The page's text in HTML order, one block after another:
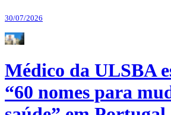
30/07/2026
Médico da ULSBA
“60 nomes para